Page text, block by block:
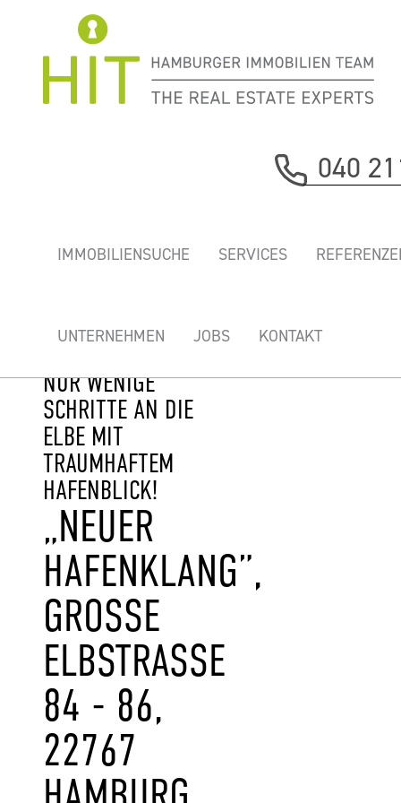
040
IMMOBILIENSUCHE SERVICES
UNTERNEHMEN JOBS KONTAKT
„NEUER
ELBBÜRO IN
NUR WENIGE
SCHRITTE AN DIE
ELBE MIT
TRAUMHAFTEM
HAFENBLICK!
„NEUER
HAFENKLANG”,
GROSSE E
LBSTRASSE 84
- 86, 22
767 HA